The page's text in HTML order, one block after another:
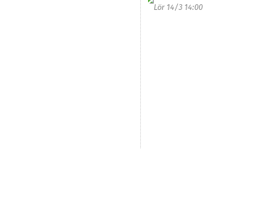
Lör 14/3 14:00